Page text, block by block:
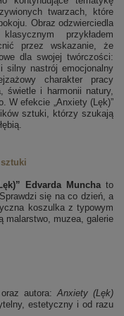
twarzach, które
Obraz odzwierciedla
przykładem
przez wskazanie, że
dla swojej twórczości:
silny nastrój emocjonalny
charakter pracy
świetle i harmonii natury,
W efekcie „Anxiety (Lęk)”
sztuki, którzy szukają
Edvarda Munchato
się na co dzień, a
koszulka z typowym
malarstwo, muzea, galerie
oraz autora:Anxiety (Lęk)
estetyczny i od razu